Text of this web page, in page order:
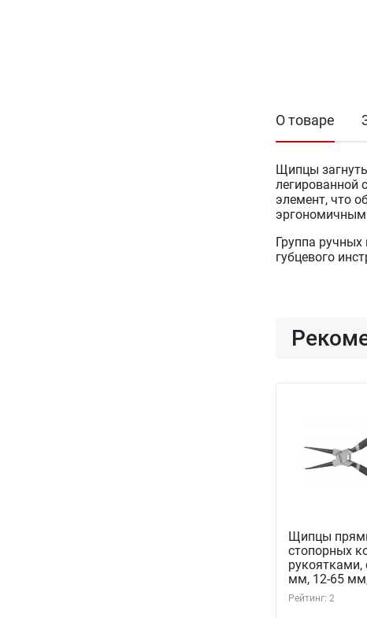
О товаре
Щипцы
легированной
элемент, что
Группа
губцевого
Щипцы
стопорных
мм, 12-65
IRSP180
Рейтинг: 2